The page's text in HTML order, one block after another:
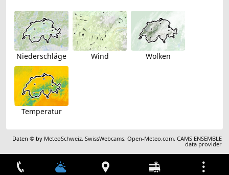
Niederschläge Wind Wolken
Temperatur
Daten © by MeteoSchweiz,SwissWebcams,Open-Meteo.com,CAMS ENSEMBLE
data provider